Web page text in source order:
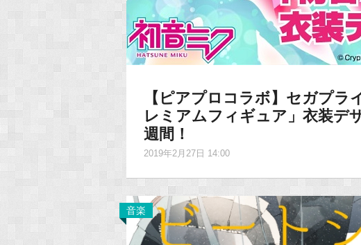
【ピアプロコラボ】セガプ
レミアムフィギュア」衣装デ
週間！
2019年2月27日 14:00
音楽